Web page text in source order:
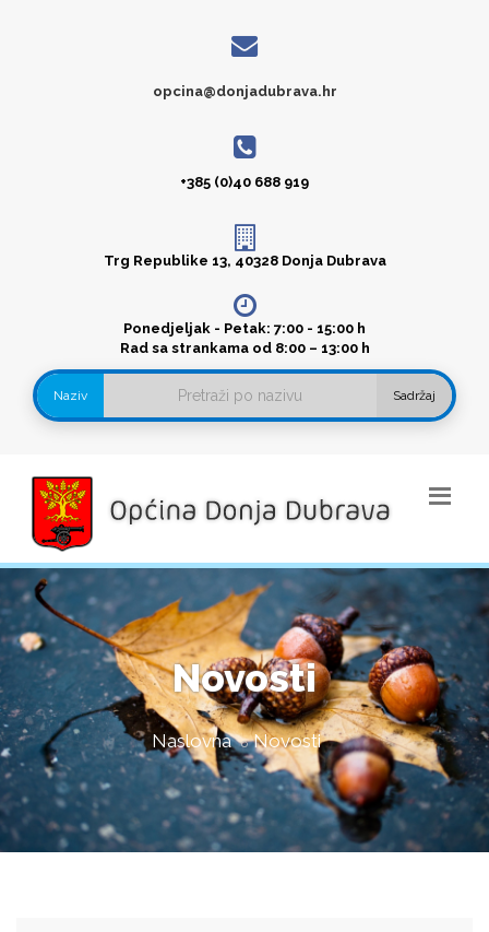
opcina@donjadubrava.hr
+385 (0)40 688 919
Trg Republike 13, 40328 Donja Dubrava
Ponedjeljak - Petak: 7:00 - 15:00 h
Rad sa strankama od 8:00 – 13:00 h
Naziv Sadržaj
Novosti
Naslovna Novosti